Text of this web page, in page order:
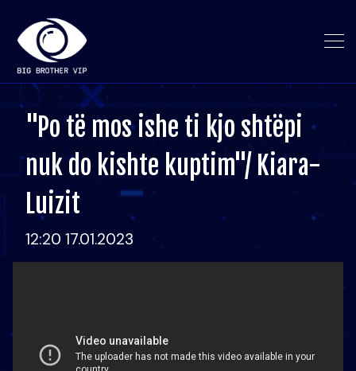
"Po të mos ishe ti kjo shtëpi
nuk do kishte kuptim"/ Kiara-
Luizit
12:20 17.01.2023